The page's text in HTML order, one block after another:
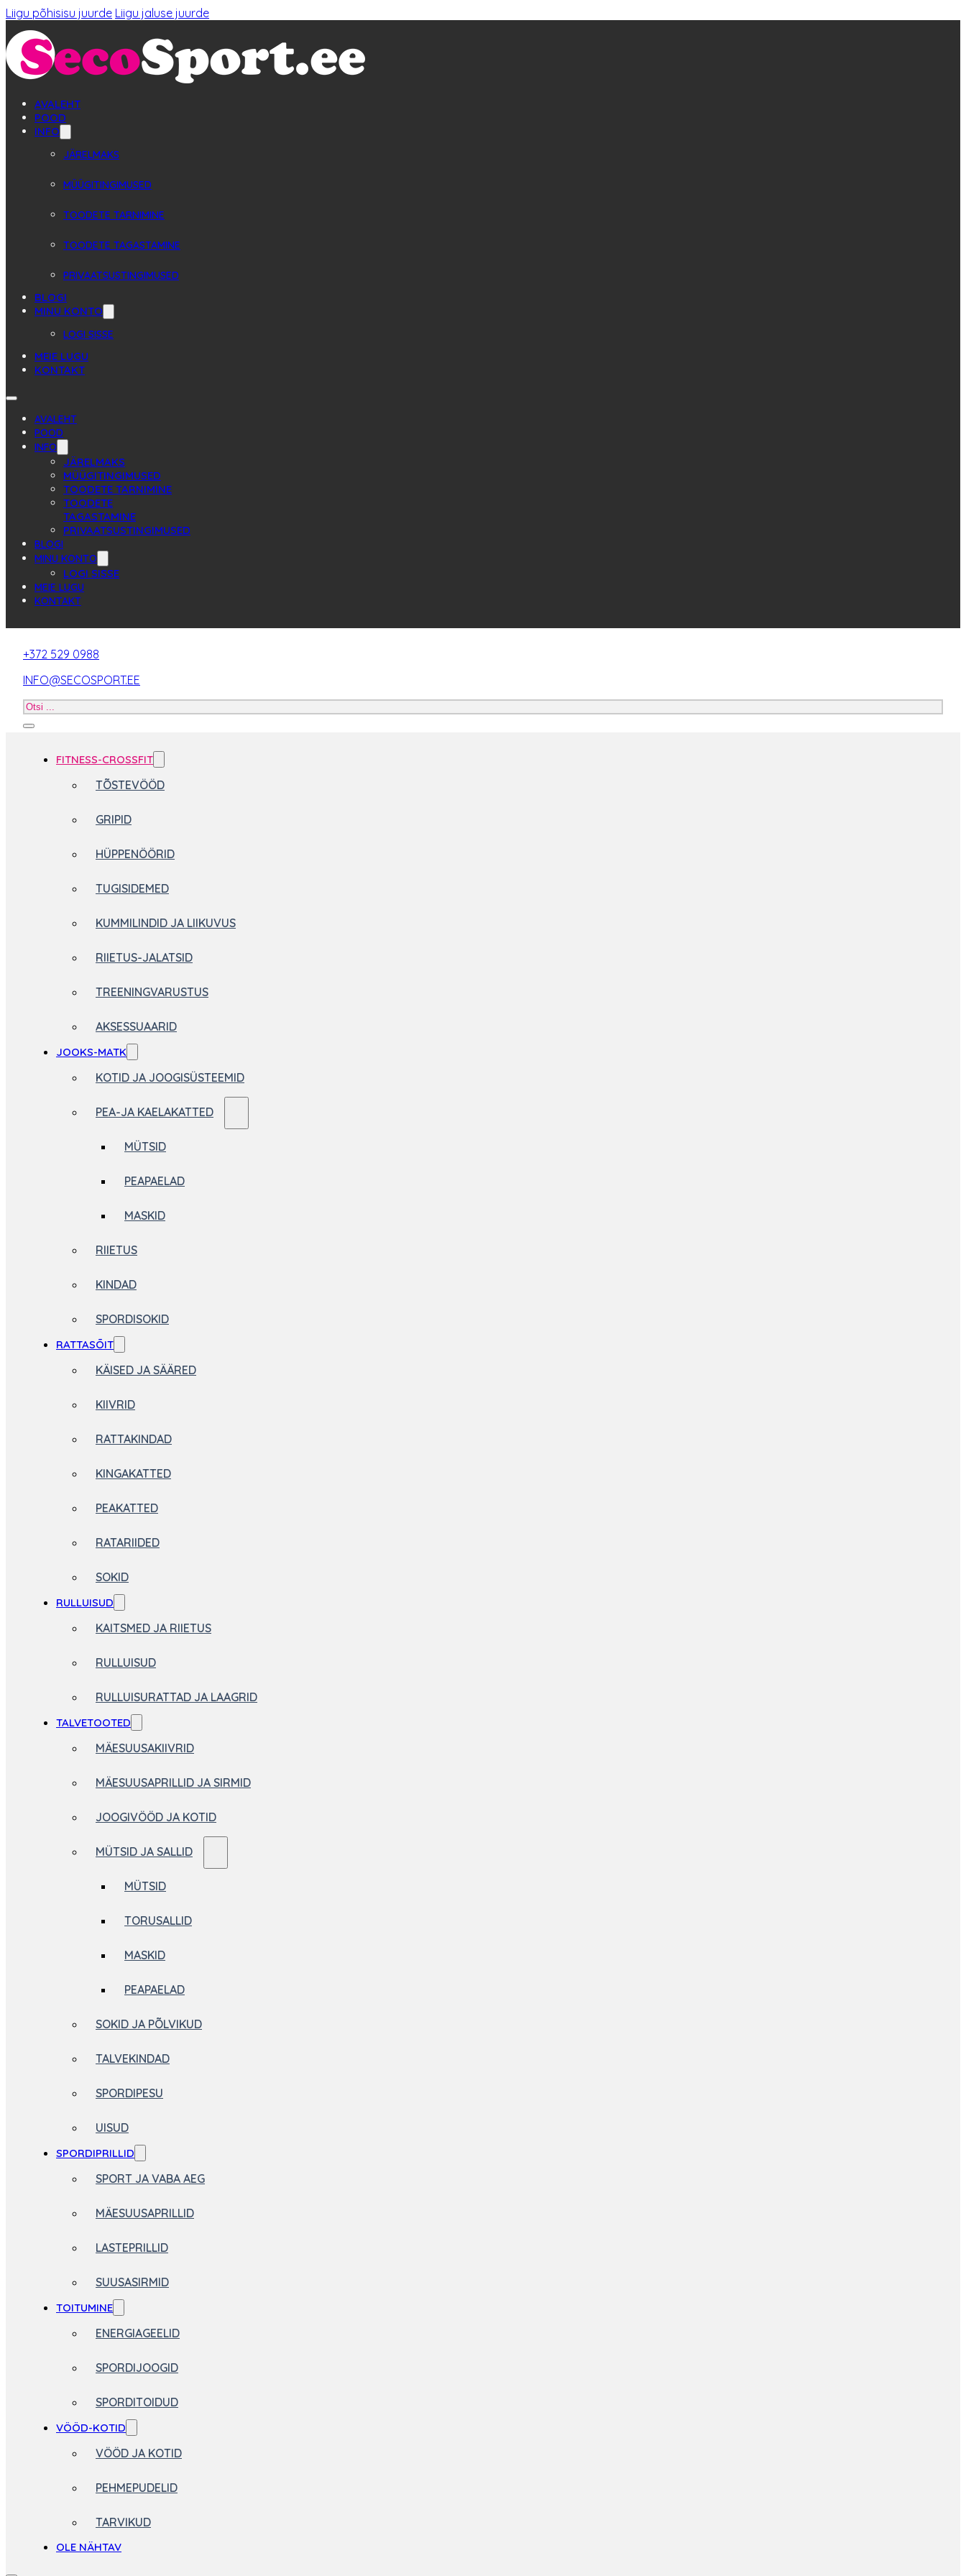
Liigu põhisisu juurde Liigu jaluse juurde
AVALEHT
POOD
INFO
JÄRELMAKS
MÜÜGITINGIMUSED
TOODETE TARNIMINE
TOODETE TAGASTAMINE
PRIVAATSUSTINGIMUSED
BLOGI
MINU KONTO
LOGI SISSE
MEIE LUGU
KONTAKT
AVALEHT
POOD
INFO
JÄRELMAKS
MÜÜGITINGIMUSED
TOODETE TARNIMINE
TOODETE
TAGASTAMINE
PRIVAATSUSTINGIMUSED
BLOGI
MINU KONTO
LOGI SISSE
MEIE LUGU
KONTAKT
+372 529 0988
INFO@SECOSPORT.EE
Otsi
FITNESS-CROSSFIT
TÕSTEVÖÖD
GRIPID
HÜPPENÖÖRID
TUGISIDEMED
KUMMILINDID JA LIIKUVUS
RIIETUS-JALATSID
TREENINGVARUSTUS
AKSESSUAARID
JOOKS-MATK
KOTID JA JOOGISÜSTEEMID
PEA-JA KAELAKATTED
MÜTSID
PEAPAELAD
MASKID
RIIETUS
KINDAD
SPORDISOKID
RATTASÕIT
KÄISED JA SÄÄRED
KIIVRID
RATTAKINDAD
KINGAKATTED
PEAKATTED
RATARIIDED
SOKID
RULLUISUD
KAITSMED JA RIIETUS
RULLUISUD
RULLUISURATTAD JA LAAGRID
TALVETOOTED
MÄESUUSAKIIVRID
MÄESUUSAPRILLID JA SIRMID
JOOGIVÖÖD JA KOTID
MÜTSID JA SALLID
MÜTSID
TORUSALLID
MASKID
PEAPAELAD
SOKID JA PÕLVIKUD
TALVEKINDAD
SPORDIPESU
UISUD
SPORDIPRILLID
SPORT JA VABA AEG
MÄESUUSAPRILLID
LASTEPRILLID
SUUSASIRMID
TOITUMINE
ENERGIAGEELID
SPORDIJOOGID
SPORDITOIDUD
VÖÖD-KOTID
VÖÖD JA KOTID
PEHMEPUDELID
TARVIKUD
OLE NÄHTAV